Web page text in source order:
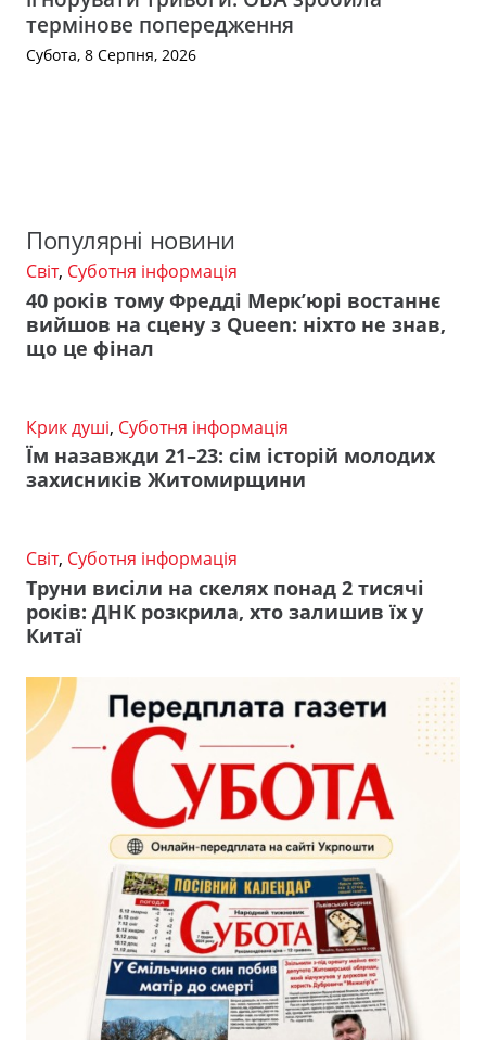
термінове попередження
Субота, 8 Серпня, 2026
Популярні новини
Світ, Суботня інформація
40 років тому Фредді Мерк’юрі востаннє
вийшов на сцену з Queen: ніхто не знав,
що це фінал
Крик душі, Суботня інформація
Їм назавжди 21–23: сім історій молодих
захисників Житомирщини
Світ, Суботня інформація
Труни висіли на скелях понад 2 тисячі
років: ДНК розкрила, хто залишив їх у
Китаї